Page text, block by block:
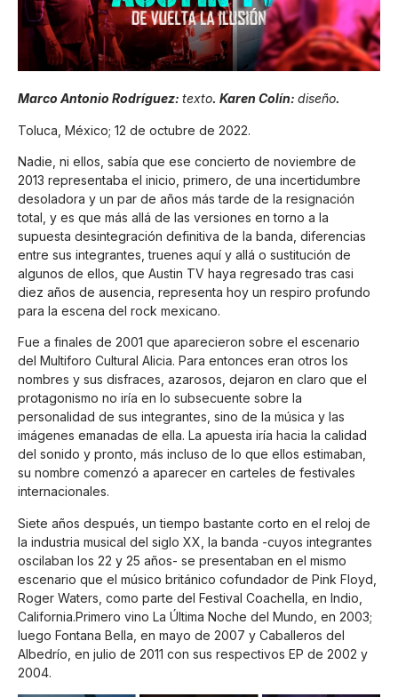
Marco Antonio Rodríguez: texto. Karen Colín: diseño.
Toluca, México; 12 de octubre de 2022.
Nadie, ni ellos, sabía que ese concierto de noviembre de
2013 representaba el inicio, primero, de una incertidumbre
desoladora y un par de años más tarde de la resignación
total, y es que más allá de las versiones en torno a la
supuesta desintegración definitiva de la banda, diferencias
entre sus integrantes, truenes aquí y allá o sustitución de
algunos de ellos, que Austin TV haya regresado tras casi
diez años de ausencia, representa hoy un respiro profundo
para la escena del rock mexicano.
Fue a finales de 2001 que aparecieron sobre el escenario
del Multiforo Cultural Alicia. Para entonces eran otros los
nombres y sus disfraces, azarosos, dejaron en claro que el
protagonismo no iría en lo subsecuente sobre la
personalidad de sus integrantes, sino de la música y las
imágenes emanadas de ella. La apuesta iría hacia la calidad
del sonido y pronto, más incluso de lo que ellos estimaban,
su nombre comenzó a aparecer en carteles de festivales
internacionales.
Siete años después, un tiempo bastante corto en el reloj de
la industria musical del siglo XX, la banda -cuyos integrantes
oscilaban los 22 y 25 años- se presentaban en el mismo
escenario que el músico británico cofundador de Pink Floyd,
Roger Waters, como parte del Festival Coachella, en Indio,
California.Primero vino La Última Noche del Mundo, en 2003;
luego Fontana Bella, en mayo de 2007 y Caballeros del
Albedrío, en julio de 2011 con sus respectivos EP de 2002 y
2004.